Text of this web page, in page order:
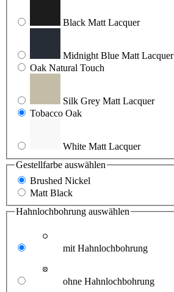
Black Matt Lacquer
Midnight Blue Matt Lacquer
Oak Natural Touch
Silk Grey Matt Lacquer
Tobacco Oak
White Matt Lacquer
Gestellfarbe auswählen
Brushed Nickel
Matt Black
Hahnlochbohrung auswählen
mit Hahnlochbohrung
ohne Hahnlochbohrung